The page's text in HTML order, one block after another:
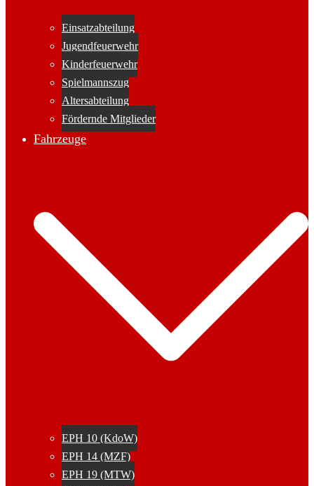
Einsatzabteilung
Jugendfeuerwehr
Kinderfeuerwehr
Spielmannszug
Altersabteilung
Fördernde Mitglieder
Fahrzeuge
EPH 10 (KdoW)
EPH 14 (MZF)
EPH 19 (MTW)